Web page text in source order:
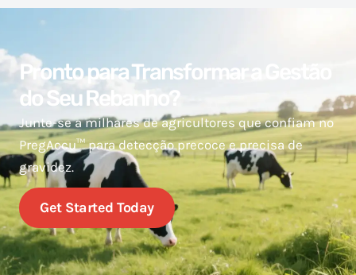
Pronto para Transformar a Gestão
do Seu Rebanho?
Junte-se a milhares de agricultores que confiam no
PregAccu™ para detecção precoce e precisa de
gravidez.
Get Started Today